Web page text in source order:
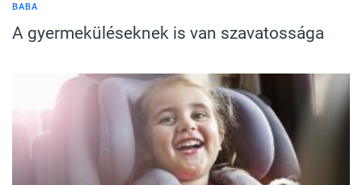
BABA
A gyermeküléseknek is van szavatossága